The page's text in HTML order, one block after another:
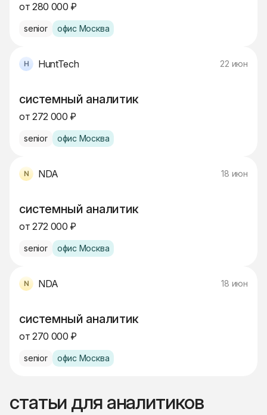
от 280 000 ₽
senior офис Москва
HuntTech 22 июн
системный аналитик
от 272 000 ₽
senior офис Москва
NDA 18 июн
системный аналитик
от 272 000 ₽
senior офис Москва
NDA 18 июн
системный аналитик
от 270 000 ₽
senior офис Москва
статьи для аналитиков